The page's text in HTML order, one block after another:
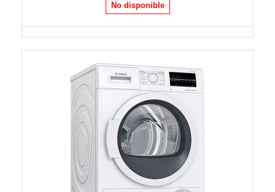
No disponible